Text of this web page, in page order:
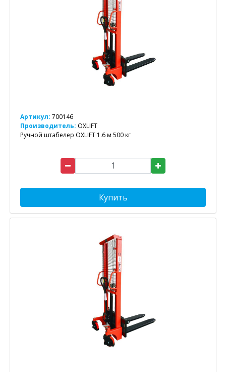
Артикул: 700146
Производитель: OXLIFT
Ручной штабелер OXLIFT 1.6 м 500 кг
Купить